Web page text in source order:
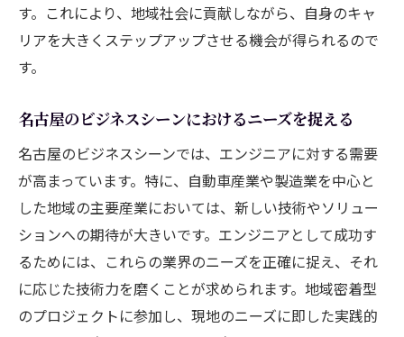
す。これにより、地域社会に貢献しながら、自身のキャ
リアを大きくステップアップさせる機会が得られるので
す。
名古屋のビジネスシーンにおけるニーズを捉える
名古屋のビジネスシーンでは、エンジニアに対する需要
が高まっています。特に、自動車産業や製造業を中心と
した地域の主要産業においては、新しい技術やソリュー
ションへの期待が大きいです。エンジニアとして成功す
るためには、これらの業界のニーズを正確に捉え、それ
に応じた技術力を磨くことが求められます。地域密着型
のプロジェクトに参加し、現地のニーズに即した実践的